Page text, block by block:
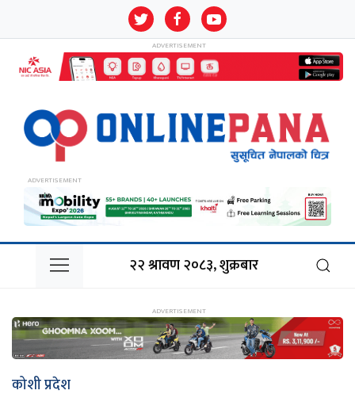
२२ श्रावण २०८३, शुक्रबार
कोशी प्रदेश